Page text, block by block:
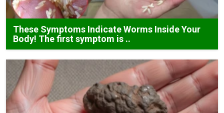
These Symptoms Indicate Worms Inside Your
Body! The first symptom is ..